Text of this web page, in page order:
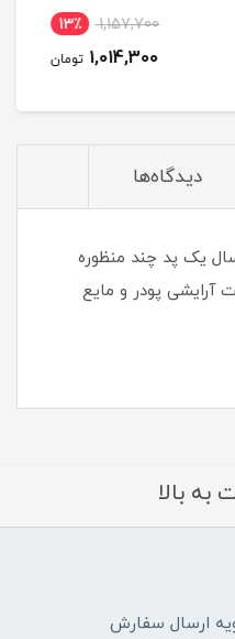
1,157,700 13٪
1,014,300 تومان
دیدگاه‌ها
یک پد چند منظوره
آرایشی پودر و مایع
به بالا
ارسال سفارش